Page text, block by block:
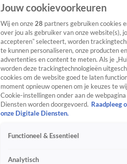
Jouw cookievoorkeuren
Wij en onze 28 partners gebruiken cookies
over jou als gebruiker van onze website(s),
accepteren” selecteert, worden
te kunnen personaliseren, onze producten
advertenties en content te meten. Als je
worden deze trackingtechnologieën
cookies om de website goed te laten
moment opnieuw openen om je keuzes te
Cookie-instellingen onder aan de
Diensten worden doorgevoerd. Raadpleeg
onze Digitale Diensten.
Functioneel & Essentieel
Analytisch